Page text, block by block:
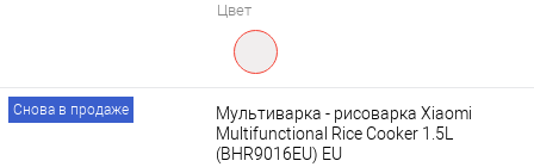
Цвет
Снова в продаже
Мультиварка - рисоварка Xiaomi
Multifunctional Rice Cooker 1.5L
(BHR9016EU) EU